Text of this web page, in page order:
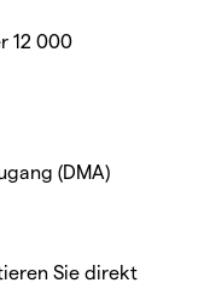
12 000
(DMA)
Sie direkt